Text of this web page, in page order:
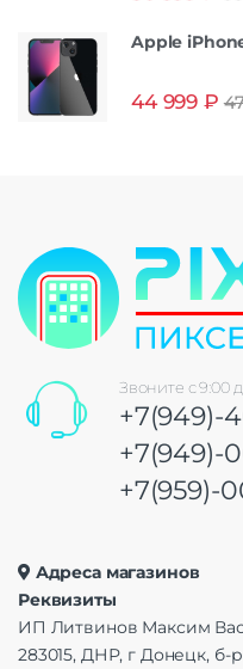
Apple
44 999 ₽
Звоните с 9:00
+7(949)-
+7(949)-
+7(959)-
Адреса магазинов
Реквизиты
ИП Литвинов Максим
283015, ДНР, г Донецк, б-